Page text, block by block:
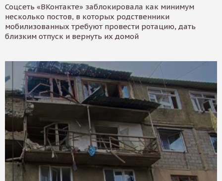
Соцсеть «ВКонтакте» заблокировала как минимум
несколько постов, в которых родственники
мобилизованных требуют провести ротацию, дать
близким отпуск и вернуть их домой